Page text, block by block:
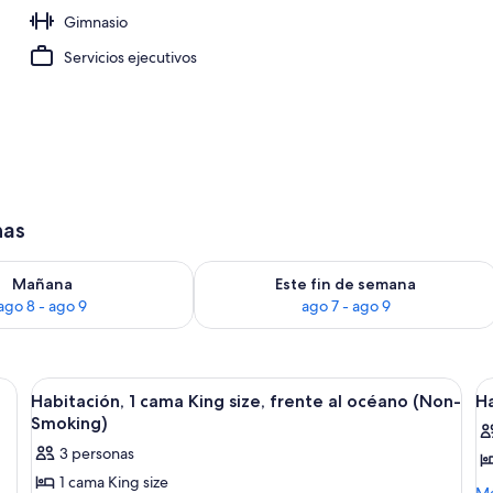
Gimnasio
Servicios ejecutivos
Mañana
8 - ago 9
para mañana ago 8 - ago 9
Este fin de semana
ago 7 - ago 9
Consulta la disponibilidad para este
grande, dos lámparas de noche, una mesita de noche con un teléfono
Ver
todas
las
fotos
Caja de seguridad en la habitación,
8
Habitación, 1 cama King size, frente al océano (Non-
Smoking)
3 personas
1 cama King size